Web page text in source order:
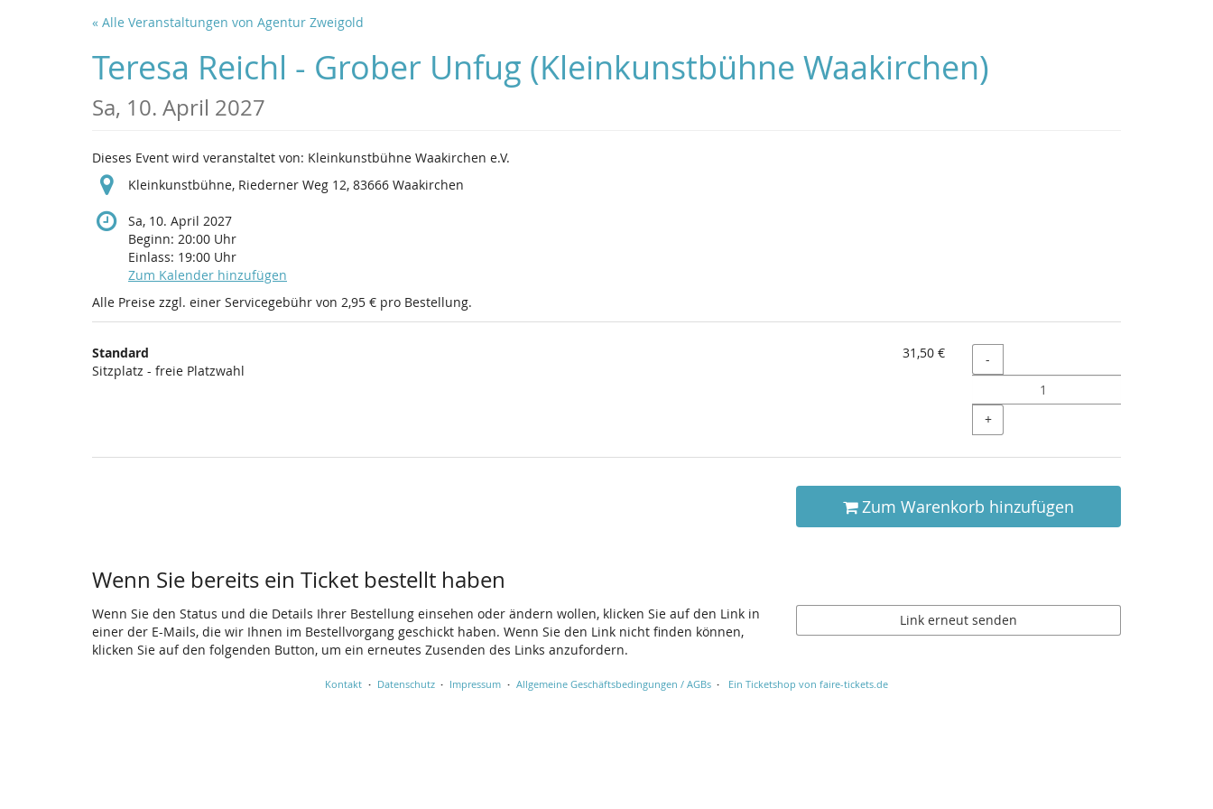
« Alle Veranstaltungen von Agentur Zweigold
Teresa Reichl - Grober Unfug (Kleinkunstbühne Waakirchen)
Sa, 10. April 2027
Dieses Event wird veranstaltet von: Kleinkunstbühne Waakirchen e.V.
Kleinkunstbühne, Riederner Weg 12, 83666 Waakirchen
Sa, 10. April 2027
Beginn: 20:00 Uhr
Einlass: 19:00 Uhr
Zum Kalender hinzufügen
Alle Preise zzgl. einer Servicegebühr von 2,95 € pro Bestellung.
Produkte
Unkategorisierte
Standard
Sitzplatz - freie Platzwahl
31,50 € Menge
-
+
Zum Warenkorb hinzufügen
Wenn Sie bereits ein Ticket bestellt haben
Wenn Sie den Status und die Details Ihrer Bestellung einsehen oder ändern wollen, klicken Sie auf den Link in
einer der E-Mails, die wir Ihnen im Bestellvorgang geschickt haben. Wenn Sie den Link nicht finden können,
klicken Sie auf den folgenden Button, um ein erneutes Zusenden des Links anzufordern.
Link erneut senden
Kontakt Datenschutz Impressum Allgemeine Geschäftsbedingungen / AGBs Ein Ticketshop von faire-tickets.de